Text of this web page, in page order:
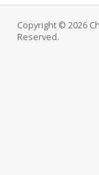
Copyright © 2026
Reserved.